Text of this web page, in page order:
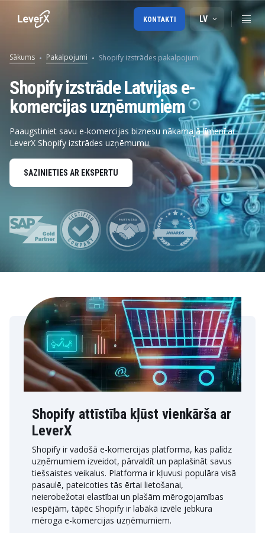
LV
KONTAKTI
Sākums Pakalpojumi Shopify izstrādes pakalpojumi
Shopify izstrāde Latvijas e-
komercijas uzņēmumiem
Paaugstiniet savu e-komercijas biznesu nākamajā līmenī ar
LeverX Shopify izstrādes uzņēmumu.
SAZINIETIES AR EKSPERTU
Shopify attīstība kļūst vienkārša ar
LeverX
Shopify ir vadošā e-komercijas platforma, kas palīdz
uzņēmumiem izveidot, pārvaldīt un paplašināt savus
tiešsaistes veikalus. Platforma ir kļuvusi populāra visā
pasaulē, pateicoties tās ērtai lietošanai,
neierobežotai elastībai un plašām mērogojamības
iespējām, tāpēc Shopify ir labākā izvēle jebkura
mēroga e-komercijas uzņēmumiem.